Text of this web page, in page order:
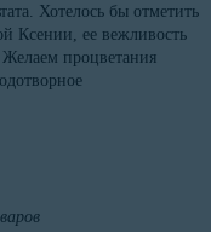
Хотелось бы отметить
Ксении, ее вежливость
Желаем процветания